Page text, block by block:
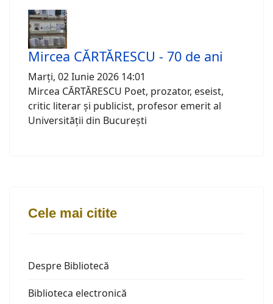
Mircea CĂRTĂRESCU - 70 de ani
Marți, 02 Iunie 2026 14:01
Mircea CĂRTĂRESCU Poet, prozator, eseist,
critic literar și publicist, profesor emerit al
Universității din București
Cele mai citite
Despre Bibliotecă
Biblioteca electronică